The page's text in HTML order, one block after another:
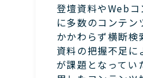
登壇資料やWeb
に多数のコンテン
かかわらず横断検
資料の把握不足に
が課題となってい